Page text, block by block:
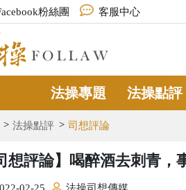
粉絲團 客服中心
法操專題 法操點評
法操點評 司想評論
想評論】喝醉酒去刺青，
02-25 法操司想傳媒